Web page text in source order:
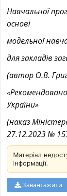
Навчальної
основі
модельної
для закладів
(автор О.В.
України»
(наказ
27.12.2023 №
Матеріал
інформації.
Завантажити